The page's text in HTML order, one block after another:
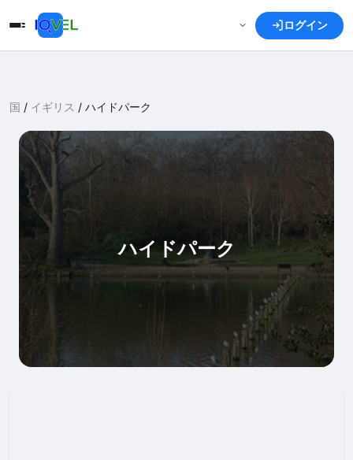
ログイン
国 / イギリス / ハイドパーク
ハイドパーク